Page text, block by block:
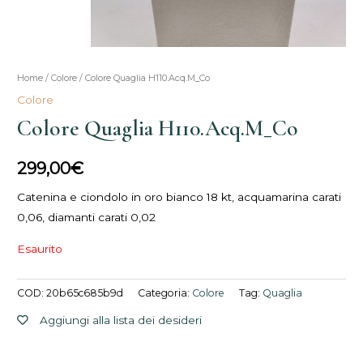
Home /Colore / Colore Quaglia H110.Acq.M_Co
Colore
Colore Quaglia H110.Acq.M_Co
299,00€
Catenina e ciondolo in oro bianco 18 kt, acquamarina carati
0,06, diamanti carati 0,02
Esaurito
COD:20b65c685b9d Categoria: Colore Tag: Quaglia
Aggiungi alla lista dei desideri